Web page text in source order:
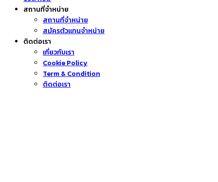
สถานที่จำหน่าย
สถานที่จำหน่าย
สมัครตัวแทนจำหน่าย
ติดต่อเรา
เกี่ยวกับเรา
Cookie Policy
Term & Condition
ติดต่อเรา